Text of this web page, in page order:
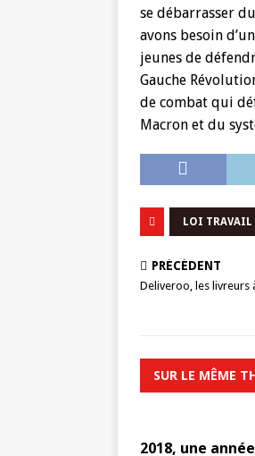
se débarrasser
avons besoin
jeunes de
Gauche
de combat qui
Macron et du
LOI TRAVAIL
PRÉCÉDENT
Deliveroo, les livreurs
SUR LE MÊME
2018, une